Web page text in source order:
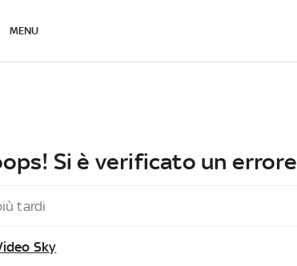
MENU
Si è verificato un errore
tardi
Sky